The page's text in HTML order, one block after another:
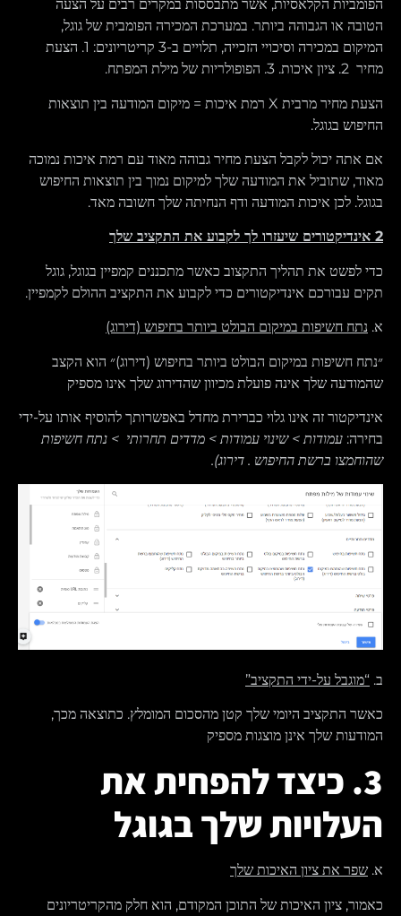
הפומביות הקלאסיות, אשר מתבססות במקרים רבים על הצעה
הטובה או הגבוהה ביותר. במערכת המכירה הפומבית של גוגל,
המיקום במכירה וסיכויי הזכייה, תלויים ב-3 קריטריונים: 1. הצעת
מחיר 2. ציון איכות. 3. הפופולריות של מילת המפתח.
הצעת מחיר מרבית X רמת איכות = מיקום המודעה בין תוצאות
החיפוש בגוגל.
אם אתה יכול לקבל הצעת מחיר גבוהה מאוד עם רמת איכות נמוכה
מאוד, שתוביל את המודעה שלך למיקום נמוך בין תוצאות החיפוש
בגוגל. לכן איכות המודעה ודף הנחיתה שלך חשובה מאד.
2 אינדיקטורים שיעזרו לך לקבוע את התקציב שלך
כדי לפשט את תהליך התקצוב כאשר מתכננים קמפיין בגוגל, גוגל
תקים עבורכם אינדיקטורים כדי לקבוע את התקציב ההולם לקמפיין.
א. נתח חשיפות במיקום הבולט ביותר בחיפוש (דירוג)
״נתח חשיפות במיקום הבולט ביותר בחיפוש (דירוג)״ הוא הקצב
שהמודעה שלך אינה פועלת מכיוון שהדירוג שלך אינו מספיק
אינדיקטור זה אינו גלוי כברירת מחדל באפשרותך להוסיף אותו על-ידי
בחירה: עמודות>שינוי עמודות> מדדים תחרותי > נתח חשיפות
שהוחמצו ברשת החיפוש . דירוג).
ב. “מוגבל על-ידי התקציב”
כאשר התקציב היומי שלך קטן מהסכום המומלץ. כתוצאה מכך,
המודעות שלך אינן מוצגות מספיק
3. כיצד להפחית את
העלויות שלך בגוגל
א. שפר את ציון האיכות שלך
כאמור, ציון האיכות של התוכן המקודם, הוא חלק מהקריטריונים